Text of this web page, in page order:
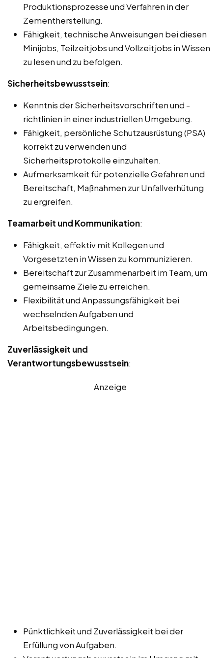
Produktionsprozesse und Verfahren in der
Zementherstellung.
Fähigkeit, technische Anweisungen bei diesen
Minijobs, Teilzeitjobs und Vollzeitjobs in Wissen
zu lesen und zu befolgen.
Sicherheitsbewusstsein:
Kenntnis der Sicherheitsvorschriften und -
richtlinien in einer industriellen Umgebung.
Fähigkeit, persönliche Schutzausrüstung (PSA)
korrekt zu verwenden und
Sicherheitsprotokolle einzuhalten.
Aufmerksamkeit für potenzielle Gefahren und
Bereitschaft, Maßnahmen zur Unfallverhütung
zu ergreifen.
Teamarbeit und Kommunikation:
Fähigkeit, effektiv mit Kollegen und
Vorgesetzten in Wissen zu kommunizieren.
Bereitschaft zur Zusammenarbeit im Team, um
gemeinsame Ziele zu erreichen.
Flexibilität und Anpassungsfähigkeit bei
wechselnden Aufgaben und
Arbeitsbedingungen.
Zuverlässigkeit und
Verantwortungsbewusstsein:
Anzeige
Pünktlichkeit und Zuverlässigkeit bei der
Erfüllung von Aufgaben.